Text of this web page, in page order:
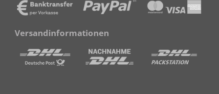
Versandinformationen